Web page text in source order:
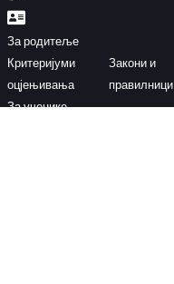
За родитеље
Критеријуми
оцјењивања
Закони и
правилници
За ученике